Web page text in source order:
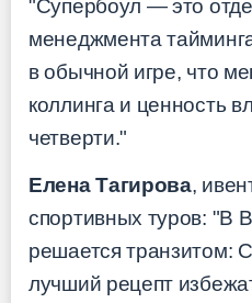
"Супербоул — это
менеджмента
в обычной игре, что
коллинга и ценность
четверти."
Елена Тагирова,
спортивных туров: "В
решается транзитом:
лучший рецепт